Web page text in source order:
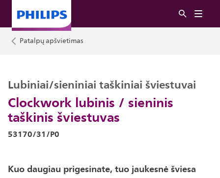
Patalpų apšvietimas
Clockwork lubinis / sieninis
taškinis šviestuvas
Lubiniai/sieniniai taškiniai šviestuvai
53170/31/P0
Kuo daugiau prigesinate, tuo jaukesnė šviesa